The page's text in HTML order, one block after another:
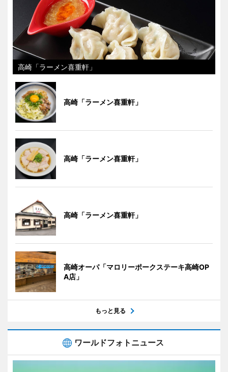
高崎「ラーメン喜重軒」
高崎「ラーメン喜重軒」
高崎「ラーメン喜重軒」
高崎「ラーメン喜重軒」
高崎オーパ「マロリーポークステーキ高崎OP
A店」
もっと見る
ワールドフォトニュース